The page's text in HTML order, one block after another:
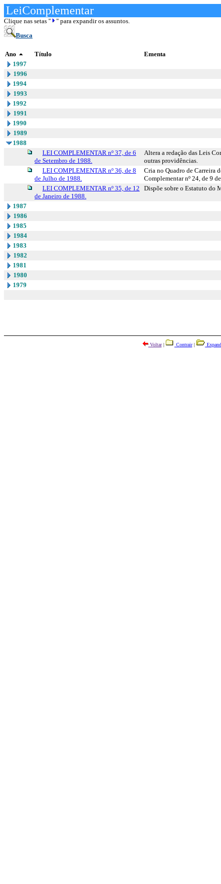
LeiComplementar
Clique nas setas "
" para expandir os assuntos.
Busca
Ano Título
Ementa
1997
1996
1994
1993
1992
1991
1990
1989
1988
LEI COMPLEMENTAR nº 37, de 6
de Setembro de 1988.
Altera a redação das Leis
outras providências.
LEI COMPLEMENTAR nº 36, de 8
de Julho de 1988.
Cria no Quadro de Carreira
Complementar nº 24, de 9
LEI COMPLEMENTAR nº 35, de 12
de Janeiro de 1988.
Dispõe sobre o Estatuto do
1987
1986
1985
1984
1983
1982
1981
1980
1979
Voltar| Contrair|